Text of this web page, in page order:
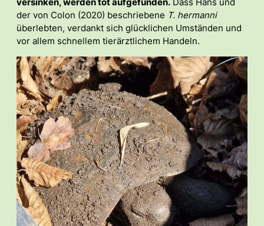
versinken, werden tot aufgefunden. Dass Hans und
der von Colon (2020) beschriebene T. hermanni
überlebten, verdankt sich glücklichen Umständen und
vor allem schnellem tierärztlichem Handeln.